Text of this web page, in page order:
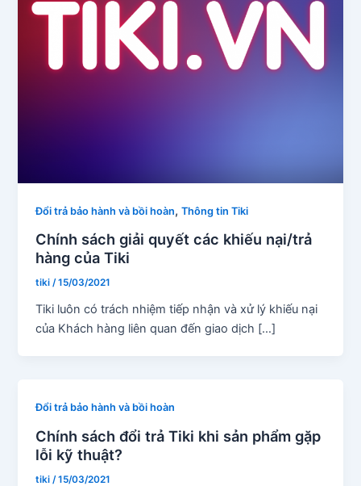
Đổi trả bảo hành và bồi hoàn,Thông tin Tiki
Chính sách giải quyết các khiếu nại/trả
hàng của Tiki
tiki/15/03/2021
Tiki luôn có trách nhiệm tiếp nhận và xử lý khiếu nại
của Khách hàng liên quan đến giao dịch […]
Đổi trả bảo hành và bồi hoàn
Chính sách đổi trả Tiki khi sản phẩm gặp
lỗi kỹ thuật?
tiki /15/03/2021